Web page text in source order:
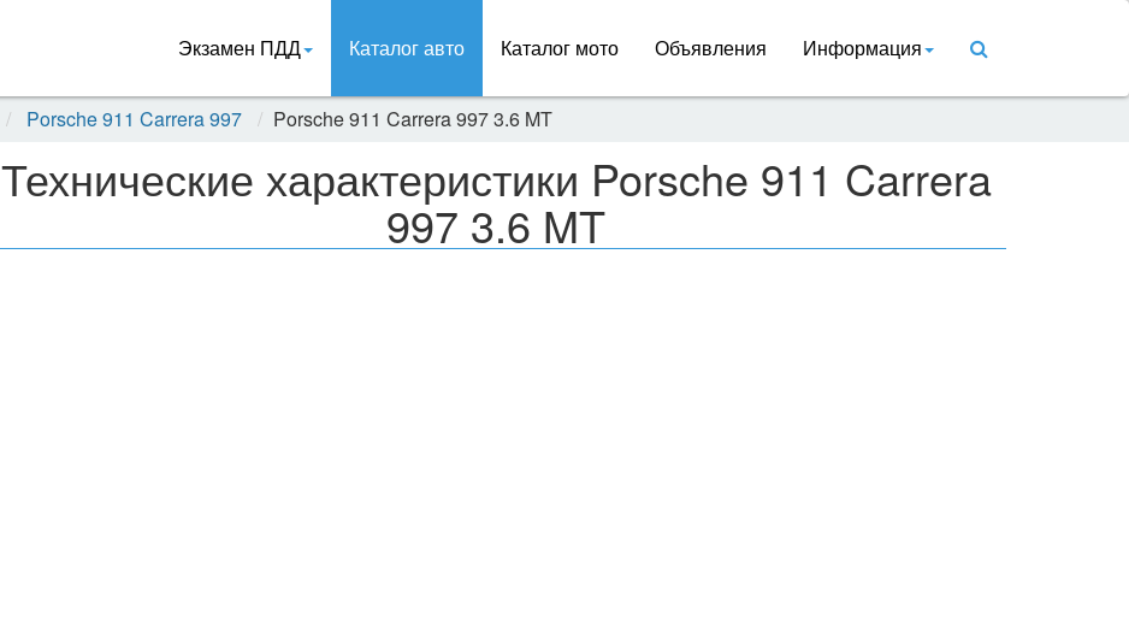
Экзамен ПДД Каталог авто Каталог мото Объявления Информация
Porsche 911 Carrera 997 Porsche 911 Carrera 997 3.6 MT
Технические характеристики Porsche 911 Carrera
997 3.6 MT